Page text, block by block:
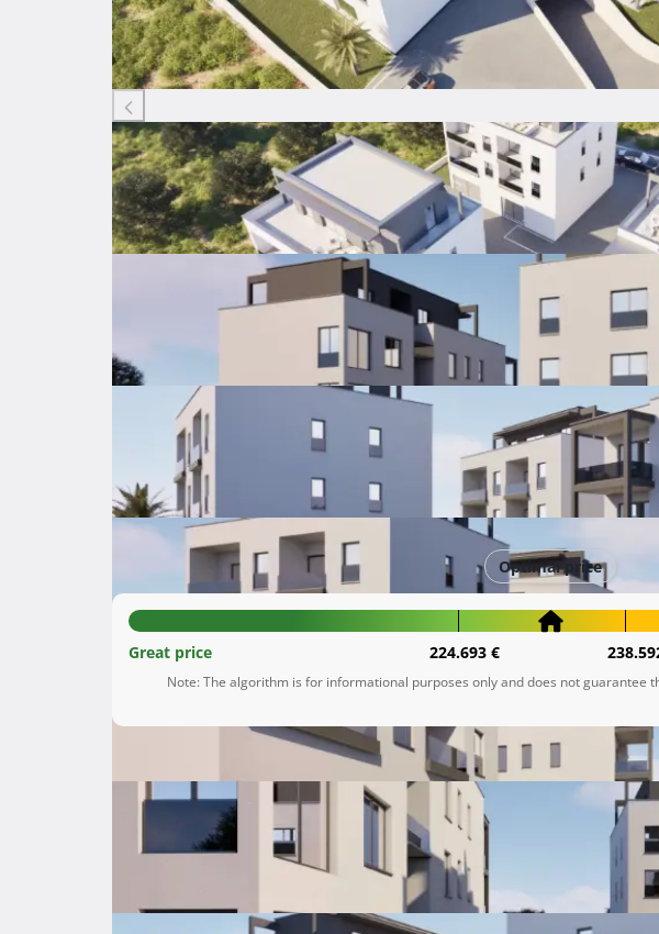
Listing ID: 00030745
Kaštel Štafilić
Splitsko-dalmatinska županija
232.220 €
Optimal price
Great price 224.693 €
Note: The algorithm is for informational purposes only and does not guarantee
21 stambenom jedinicom, tri poslovna prostora te garažnim i
je savršen spoj moderne arhitekture, vrhunske gradnje i izvrsne
Zgrade su smještene na jednoj od najatraktivnijih lokacija u